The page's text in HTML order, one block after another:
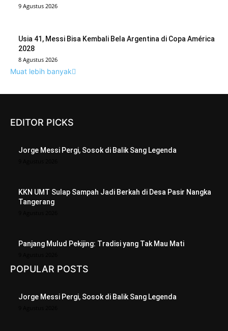
9 Agustus 2026
Usia 41, Messi Bisa Kembali Bela Argentina di Copa América
2028
8 Agustus 2026
Muat lebih banyak
EDITOR PICKS
Jorge Messi Pergi, Sosok di Balik Sang Legenda
KKN UMT Sulap Sampah Jadi Berkah di Desa Pasir Nangka
Tangerang
Panjang Mulud Pekijing: Tradisi yang Tak Mau Mati
POPULAR POSTS
Jorge Messi Pergi, Sosok di Balik Sang Legenda